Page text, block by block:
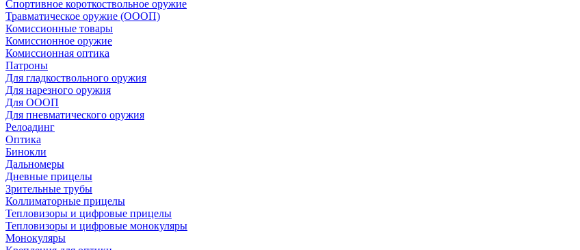
Спортивное короткоствольное оружие
Травматическое оружие (ОООП)
Комиссионные товары
Комиссионное оружие
Комиссионная оптика
Патроны
Для гладкоствольного оружия
Для нарезного оружия
Для ОООП
Для пневматического оружия
Релоадинг
Оптика
Бинокли
Дальномеры
Дневные прицелы
Зрительные трубы
Коллиматорные прицелы
Тепловизоры и цифровые прицелы
Тепловизоры и цифровые монокуляры
Монокуляры